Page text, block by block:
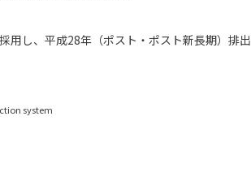
用し、平成28年（ポスト・ポスト新長期）排出
system